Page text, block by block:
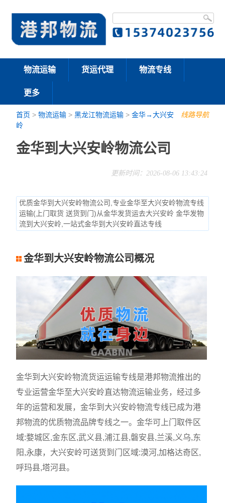
物流运输 货运代理 物流专线
更多
线路导航
首页 >物流运输 >黑龙江物流运输 >金华→大兴安
岭
金华到大兴安岭物流公司
更新时间：2026-08-06 13:43:24
优质金华到大兴安岭物流公司,专业金华至大兴安岭物流专线
运输(上门取货 送货到门)从金华发货运去大兴安岭 金华发物
流到大兴安岭,一站式金华到大兴安岭直达专线
金华到大兴安岭物流公司概况
金华到大兴安岭物流货运运输专线是港邦物流推出的
专业运营金华至大兴安岭直达物流运输业务，经过多
年的运营和发展，金华到大兴安岭物流专线已成为港
邦物流的优质物流品牌专线之一。金华可上门取件区
域:婺城区,金东区,武义县,浦江县,磐安县,兰溪,义乌,东
阳,永康，大兴安岭可送货到门区域:漠河,加格达奇区,
呼玛县,塔河县。